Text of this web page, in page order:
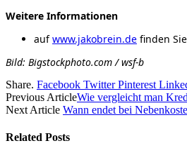
Weitere Informationen
aufwww.jakobrein.de finden
Bild: Bigstockphoto.com / wsf-b
Share. Facebook Twitter Pinterest
Previous ArticleWie vergleicht man
Next Article Wann endet bei
Related Posts